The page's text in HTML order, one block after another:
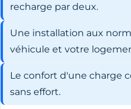
recharge par deux.
Une installation aux
véhicule et votre
Le confort d'une charge
sans effort.